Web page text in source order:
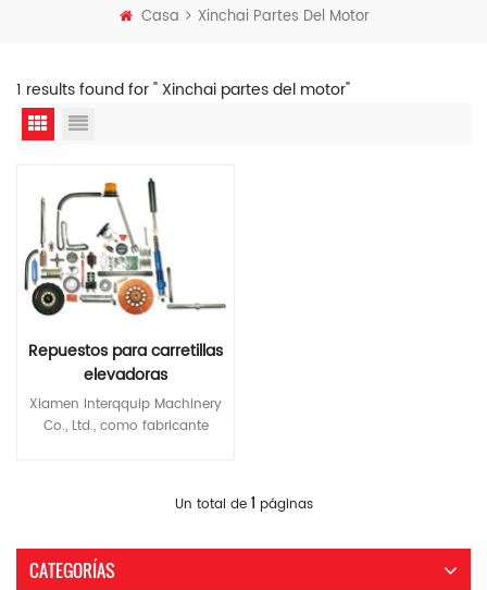
Casa Xinchai Partes Del Motor
1 results found for " Xinchai partes del motor"
Repuestos para carretillas
elevadoras
Xiamen Interqquip Machinery
Co., Ltd., como fabricante
Podemos proporcionarle
motores Nissan, motores
Mitsubishi, motores Chaochai,
Un total de 1 páginas
CATEGORÍAS